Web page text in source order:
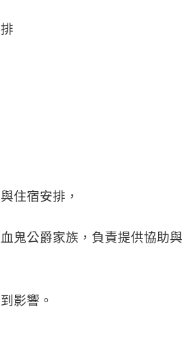
住宿安排，
鬼公爵家族，負責提供協助與
影響。